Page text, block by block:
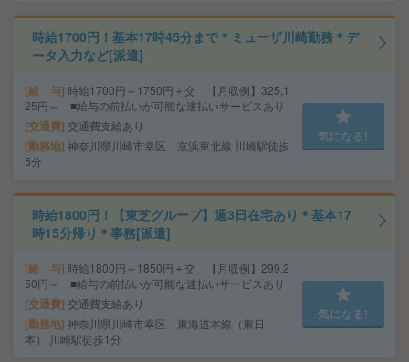
時給1700円！基本17時45分まで＊ミューザ川崎勤務＊デ
ータ入力など[派遣]
給 与 時給1700円～1750円＋交 【月収例】325,1
25円～ ■給与の前払いが可能な速払いサービスあり
交通費 交通費支給あり
勤務地 神奈川県川崎市幸区 京浜東北線 川崎駅徒歩
5分
気になる!
時給1800円！【東芝グループ】週3日在宅あり＊基本17
時15分帰り＊事務[派遣]
給 与 時給1800円～1850円＋交 【月収例】299,2
50円～ ■給与の前払いが可能な速払いサービスあり
交通費 交通費支給あり
勤務地 神奈川県川崎市幸区 東海道本線（東日
本） 川崎駅徒歩1分
気になる!